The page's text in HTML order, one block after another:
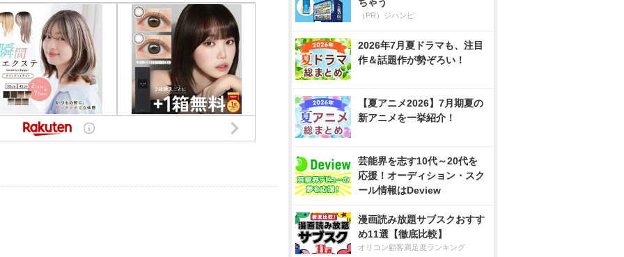
（PR）ジハンピ
2026年7月夏ドラマも、注目
作＆話題作が勢ぞろい！
【夏アニメ2026】7月期夏の
新アニメを一挙紹介！
芸能界を志す10代～20代を
応援！オーディション・スク
ール情報はDeview
漫画読み放題サブスクおすす
め11選【徹底比較】
オリコン顧客満足度ランキング